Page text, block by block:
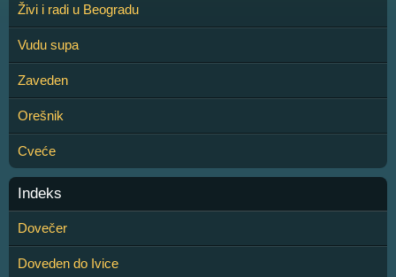
Živi i radi u Beogradu
Vudu supa
Zaveden
Orešnik
Cveće
Indeks
Dovečer
Doveden do Ivice